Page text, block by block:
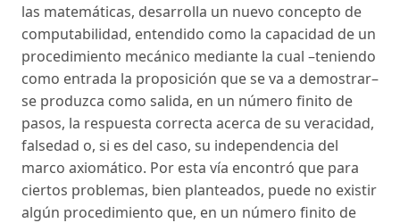
las matemáticas, desarrolla un nuevo concepto de
computabilidad, entendido como la capacidad de un
procedimiento mecánico mediante la cual –teniendo
como entrada la proposición que se va a demostrar–
se produzca como salida, en un número finito de
pasos, la respuesta correcta acerca de su veracidad,
falsedad o, si es del caso, su independencia del
marco axiomático. Por esta vía encontró que para
ciertos problemas, bien planteados, puede no existir
algún procedimiento que, en un número finito de